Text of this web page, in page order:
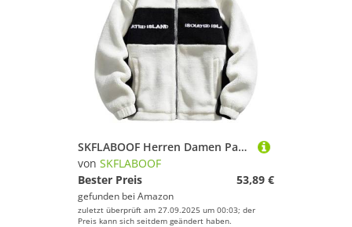
SKFLABOOF Herren Damen Patchwork Stehkragen Teddy Jacke 2025 Sherpa Fleecejacke Aesthetic Stuff Y2K Clothes Winter Warm Teddyfleece Jacken Mantel
von SKFLABOOF
Bester Preis
53,89 €
gefunden bei Amazon
zuletzt überprüft am 27.09.2025 um 00:03; der
Preis kann sich seitdem geändert haben.